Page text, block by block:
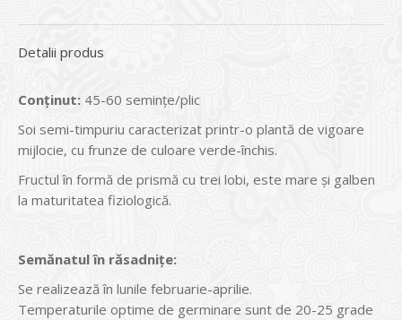
Detalii produs
Conținut: 45-60 seminţe/plic
Soi semi-timpuriu caracterizat printr-o plantă de vigoare
mijlocie, cu frunze de culoare verde-închis.
Fructul în formă de prismă cu trei lobi, este mare şi galben
la maturitatea fiziologică.
Semănatul în răsadniţe:
Se realizează în lunile februarie-aprilie.
Temperaturile optime de germinare sunt de 20-25 grade